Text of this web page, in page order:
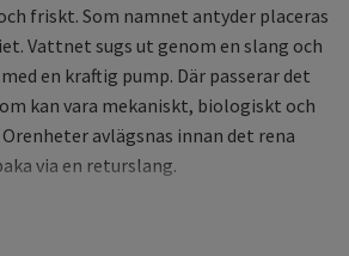
friskt. Som namnet antyder placeras
Vattnet sugs ut genom en slang och
en kraftig pump. Där passerar det
kan vara mekaniskt, biologiskt och
avlägsnas innan det rena
via en returslang.
för medelstora till stora
hög filterkapacitet och effektiv rening